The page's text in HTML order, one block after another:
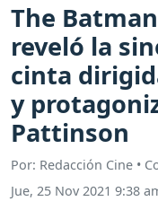
The
reveló la
cinta
y
Pattinson
Por: Redacción Cine •
Jue, 25 Nov 2021 9:38